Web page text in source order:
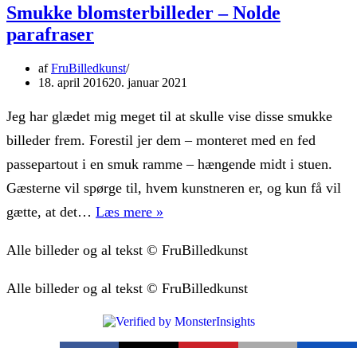
Smukke blomsterbilleder – Nolde
parafraser
afFruBilledkunst
18. april 201620. januar 2021
Jeg har glædet mig meget til at skulle vise disse smukke
billeder frem. Forestil jer dem – monteret med en fed
passepartout i en smuk ramme – hængende midt i stuen.
Gæsterne vil spørge til, hvem kunstneren er, og kun få vil
gætte, at det… Læs mere »
–
Nolde
Alle billeder og al tekst © FruBilledkunst
Alle billeder og al tekst © FruBilledkunst